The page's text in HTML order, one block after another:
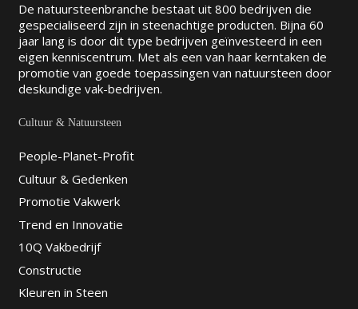
De natuursteenbranche bestaat uit 800 bedrijven die
gespecialiseerd zijn in steenachtige producten. Bijna 60
jaar lang is door dit type bedrijven geïnvesteerd in een
eigen kenniscentrum. Met als een van haar kerntaken de
promotie van goede toepassingen van natuursteen door
deskundige vak-bedrijven.
Cultuur & Natuursteen
People-Planet-Profit
Cultuur & Gedenken
Promotie Vakwerk
Trend en Innovatie
10Q Vakbedrijf
Constructie
Kleuren in Steen